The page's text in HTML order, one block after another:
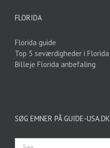
FLORIDA
Florida guide
Top 5 seværdigheder i Florida
Billeje Florida anbefaling
SØG EMNER PÅ GUIDE-USA.DK
Søg